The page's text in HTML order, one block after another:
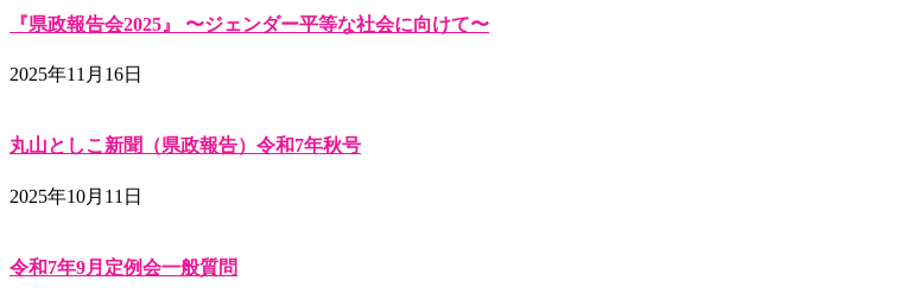
『県政報告会2025』 〜ジェンダー平等な社会に向けて〜
2025年11月16日
丸山としこ新聞（県政報告）令和7年秋号
2025年10月11日
令和7年9月定例会一般質問